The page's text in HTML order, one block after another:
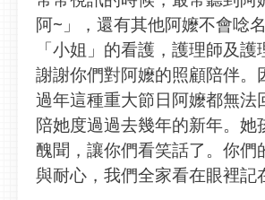
阿~」，還有其他阿嬤不會唸
「小姐」的看護，護理師及
謝謝你們對阿嬤的照顧陪伴。
過年這種重大節日阿嬤都無法
陪她度過過去幾年的新年。她
醜聞，讓你們看笑話了。你們
與耐心，我們全家看在眼裡記